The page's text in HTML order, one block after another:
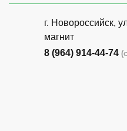
г. Новороссийск,
магнит
8 (964) 914-44-74